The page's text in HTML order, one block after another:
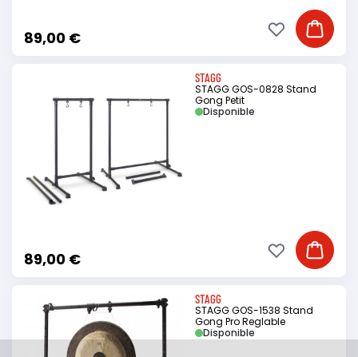
89,00 € Ajouter
Ajouter à ma
STAGG
STAGG GOS-0828 Stand
Gong Petit
89,00 €
Disponible
Ajouter
Ajouter à ma
STAGG
STAGG GOS-1538 Stand
Gong Pro Reglable
Disponible